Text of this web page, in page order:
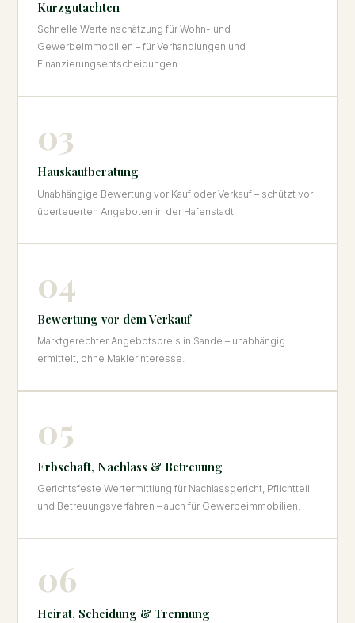
Kurzgutachten
Schnelle Werteinschätzung für Wohn- und
Gewerbeimmobilien – für Verhandlungen und
Finanzierungsentscheidungen.
03
Hauskaufberatung
Unabhängige Bewertung vor Kauf oder Verkauf – schützt vor
überteuerten Angeboten in der Hafenstadt.
04
Bewertung vor dem Verkauf
Marktgerechter Angebotspreis in Sande – unabhängig
ermittelt, ohne Maklerinteresse.
05
Erbschaft, Nachlass & Betreuung
Gerichtsfeste Wertermittlung für Nachlassgericht, Pflichtteil
und Betreuungsverfahren – auch für Gewerbeimmobilien.
06
Heirat, Scheidung & Trennung